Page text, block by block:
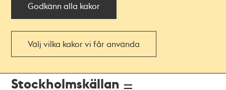
Godkänn alla kakor
Välj vilka kakor vi får använda
Stockholmskällan